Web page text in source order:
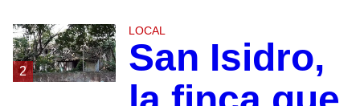
2
LOCAL
San Isidro,